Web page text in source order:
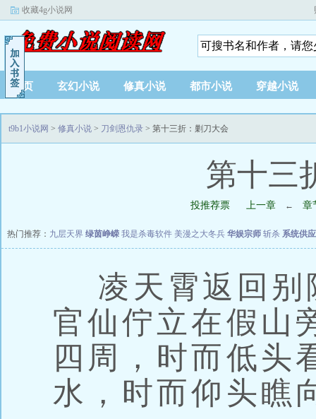
收藏4g小说网
首页 玄幻小说 修真小说 都市小说 穿越小说
t9b1小说网 > 修真小说 > 刀剑恩仇录 > 第十三折：剿刀大会
第十三
投推荐票 上一章 ← 章
热门推荐： 九层天界 绿茵峥嵘 我是杀毒软件 美漫之大冬兵 华娱宗师 斩杀 系统供
凌天霄返回别
官仙佇立在假山
四周，时而低头
水，时而仰头瞧